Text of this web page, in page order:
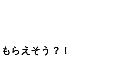
らえそう？！